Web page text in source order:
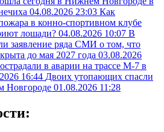
04.08.2026 23:03 Как
в конно-спортивном клубе
лошади? 04.08.2026 10:07 В
заявление ряда СМИ о том, что
до мая 2027 года 03.08.2026
в аварии на трассе М-7 в
16:44 Двоих утопающих спасли
Новгороде 01.08.2026 11:28